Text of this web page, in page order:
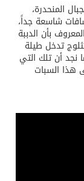
المنحدرة،
شاسعة جداً،
بأن الدببة
تدخل طيلة
نجد أن تلك التي
السبات